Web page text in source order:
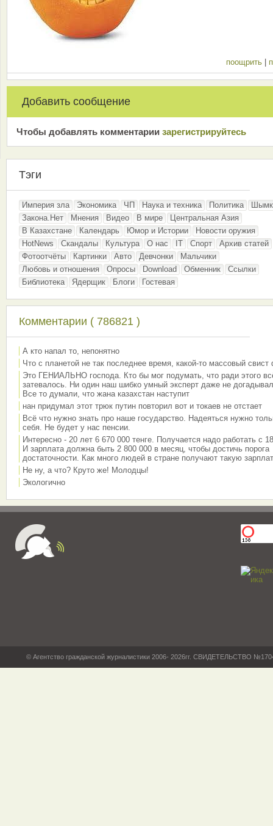
поощрить
Добавить сообщение
Чтобы добавлять комментарии зарeгиcтрирyйтeсь
Тэги
Империя зла Экономика ЧП Наука и техника Политика
Закона.Нет
Мнения Видео В мире
Центральная Азия
В Казахстане
Календарь Юмор и Истории
Новости оружия
HotNews
Скандалы Культура О нас IT Спорт
Архив статей
Фотоотчёты
Картинки Авто Девчонки
Мальчики
Любовь и отношения
Опросы Download Обменник
Ссылки
Библиотека
Ядерщик Блоги Гостевая
Комментарии ( 786821 )
А кто напал то, непонятно
Что с планетой не так последнее время, какой-то массовый свист
Это ГЕНИАЛЬНО господа. Кто бы мог подумать, что ради этого
затевалось. Ни один наш шибко умный эксперт даже не
Все то думали, что жана казахстан наступит
нан придумал этот трюк путин повторил вот и токаев не отстает
Всё что нужно знать про наше государство. Надеяться нужно
себя. Не будет у нас пенсии.
Интересно - 20 лет 6 670 000 тенге. Получается надо работать с
И зарплата должна быть 2 800 000 в месяц, чтобы достичь порога
достаточности. Как много людей в стране получают такую
Не ну, а что? Круто же! Молодцы!
Экологично
© Агентство гражданской журналистики 2006- 2026гг. СВИДЕТЕЛЬСТВО